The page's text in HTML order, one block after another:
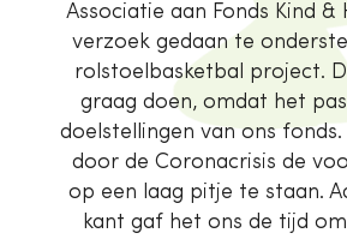
Associatie aan Fonds Kind &
verzoek gedaan te
rolstoelbasketbal project.
graag doen, omdat het
doelstellingen van ons
door de Coronacrisis de
op een laag pitje te staan.
kant gaf het ons de tijd